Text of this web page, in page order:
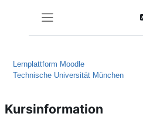
Lernplattform Moodle
Technische Universität München
Kursinformation